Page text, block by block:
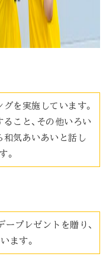
を実施しています。
こと、その他いろい
和気あいあいと話し
。
ープレゼントを贈り、
ます。